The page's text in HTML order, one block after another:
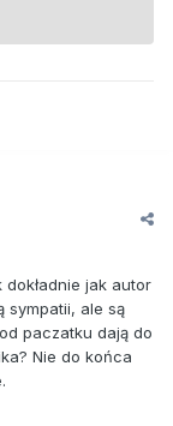
jak autor
sympatii, ale są
paczatku dają do
Nie do końca